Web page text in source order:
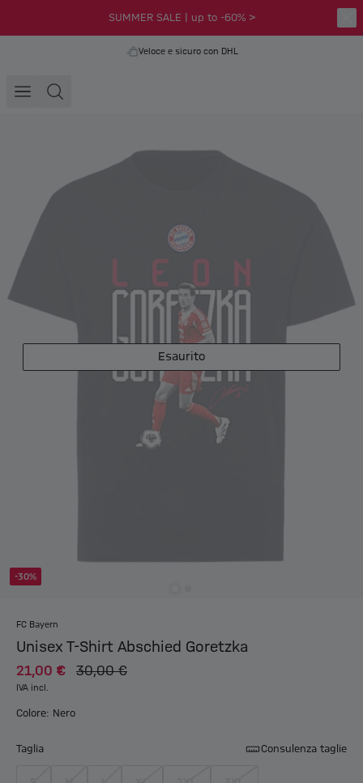
SUMMER SALE | up to -60% >
Veloce e sicuro con DHL
-30%
Esaurito
FC Bayern
Unisex T-Shirt Abschied Goretzka
21,00 € 30,00 €
IVA incl.
Colore: Nero
Taglia Consulenza taglie